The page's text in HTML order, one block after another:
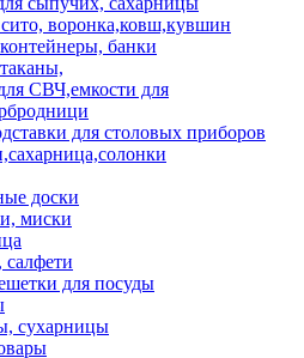
воронка,ковш,кувшин
банки
СВЧ,емкости для
для столовых приборов
доски
миски
салфети
для посуды
сухарницы